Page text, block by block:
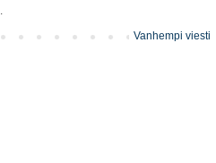
Vanhempi viesti